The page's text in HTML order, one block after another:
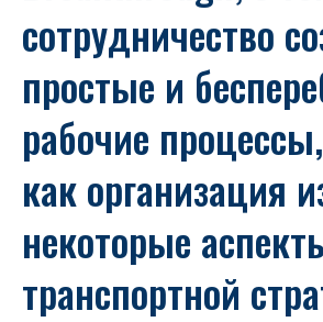
сотрудничество
простые и
рабочие
как организация
некоторые
транспортной